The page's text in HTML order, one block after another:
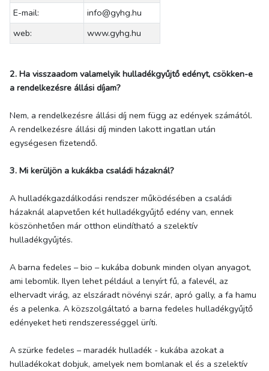
E-mail:
info@gyhg.hu
web:
www.gyhg.hu
2. Ha visszaadom valamelyik hulladékgyűjtő edényt, csökken-e
a rendelkezésre állási díjam?
Nem, a rendelkezésre állási díj nem függ az edények számától.
A rendelkezésre állási díj minden lakott ingatlan után
egységesen fizetendő.
3. Mi kerüljön a kukákba családi házaknál?
A hulladékgazdálkodási rendszer működésében a családi
házaknál alapvetően két hulladékgyűjtő edény van, ennek
köszönhetően már otthon elindítható a szelektív
hulladékgyűjtés.
A barna fedeles – bio – kukába dobunk minden olyan anyagot,
ami lebomlik. Ilyen lehet például a lenyírt fű, a falevél, az
elhervadt virág, az elszáradt növényi szár, apró gally, a fa hamu
és a pelenka. A közszolgáltató a barna fedeles hulladékgyűjtő
edényeket heti rendszerességgel üríti.
A szürke fedeles – maradék hulladék - kukába azokat a
hulladékokat dobjuk, amelyek nem bomlanak el és a szelektív